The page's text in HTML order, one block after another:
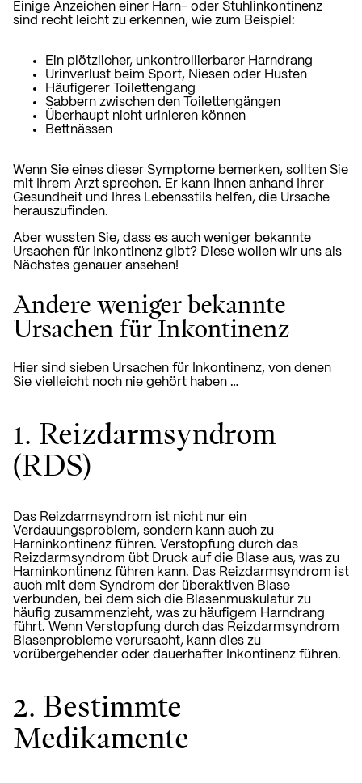
Einige Anzeichen einer Harn- oder Stuhlinkontinenz
sind recht leicht zu erkennen, wie zum Beispiel:
Ein plötzlicher, unkontrollierbarer Harndrang
Urinverlust beim Sport, Niesen oder Husten
Häufigerer Toilettengang
Sabbern zwischen den Toilettengängen
Überhaupt nicht urinieren können
Bettnässen
Wenn Sie eines dieser Symptome bemerken, sollten Sie
mit Ihrem Arzt sprechen. Er kann Ihnen anhand Ihrer
Gesundheit und Ihres Lebensstils helfen, die Ursache
herauszufinden.
Aber wussten Sie, dass es auch weniger bekannte
Ursachen für Inkontinenz gibt? Diese wollen wir uns als
Nächstes genauer ansehen!
Andere weniger bekannte
Ursachen für Inkontinenz
Hier sind sieben Ursachen für Inkontinenz, von denen
Sie vielleicht noch nie gehört haben …
1. Reizdarmsyndrom
(RDS)
Das Reizdarmsyndrom ist nicht nur ein
Verdauungsproblem, sondern kann auch zu
Harninkontinenz führen. Verstopfung durch das
Reizdarmsyndrom übt Druck auf die Blase aus, was zu
Harninkontinenz führen kann. Das Reizdarmsyndrom ist
auch mit dem Syndrom der überaktiven Blase
verbunden, bei dem sich die Blasenmuskulatur zu
häufig zusammenzieht, was zu häufigem Harndrang
führt. Wenn Verstopfung durch das Reizdarmsyndrom
Blasenprobleme verursacht, kann dies zu
vorübergehender oder dauerhafter Inkontinenz führen.
2. Bestimmte
Medikamente